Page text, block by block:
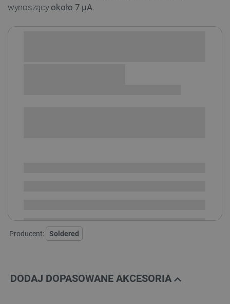
wynoszący około 7 µA.
Producent: Soldered
DODAJ DOPASOWANE AKCESORIA